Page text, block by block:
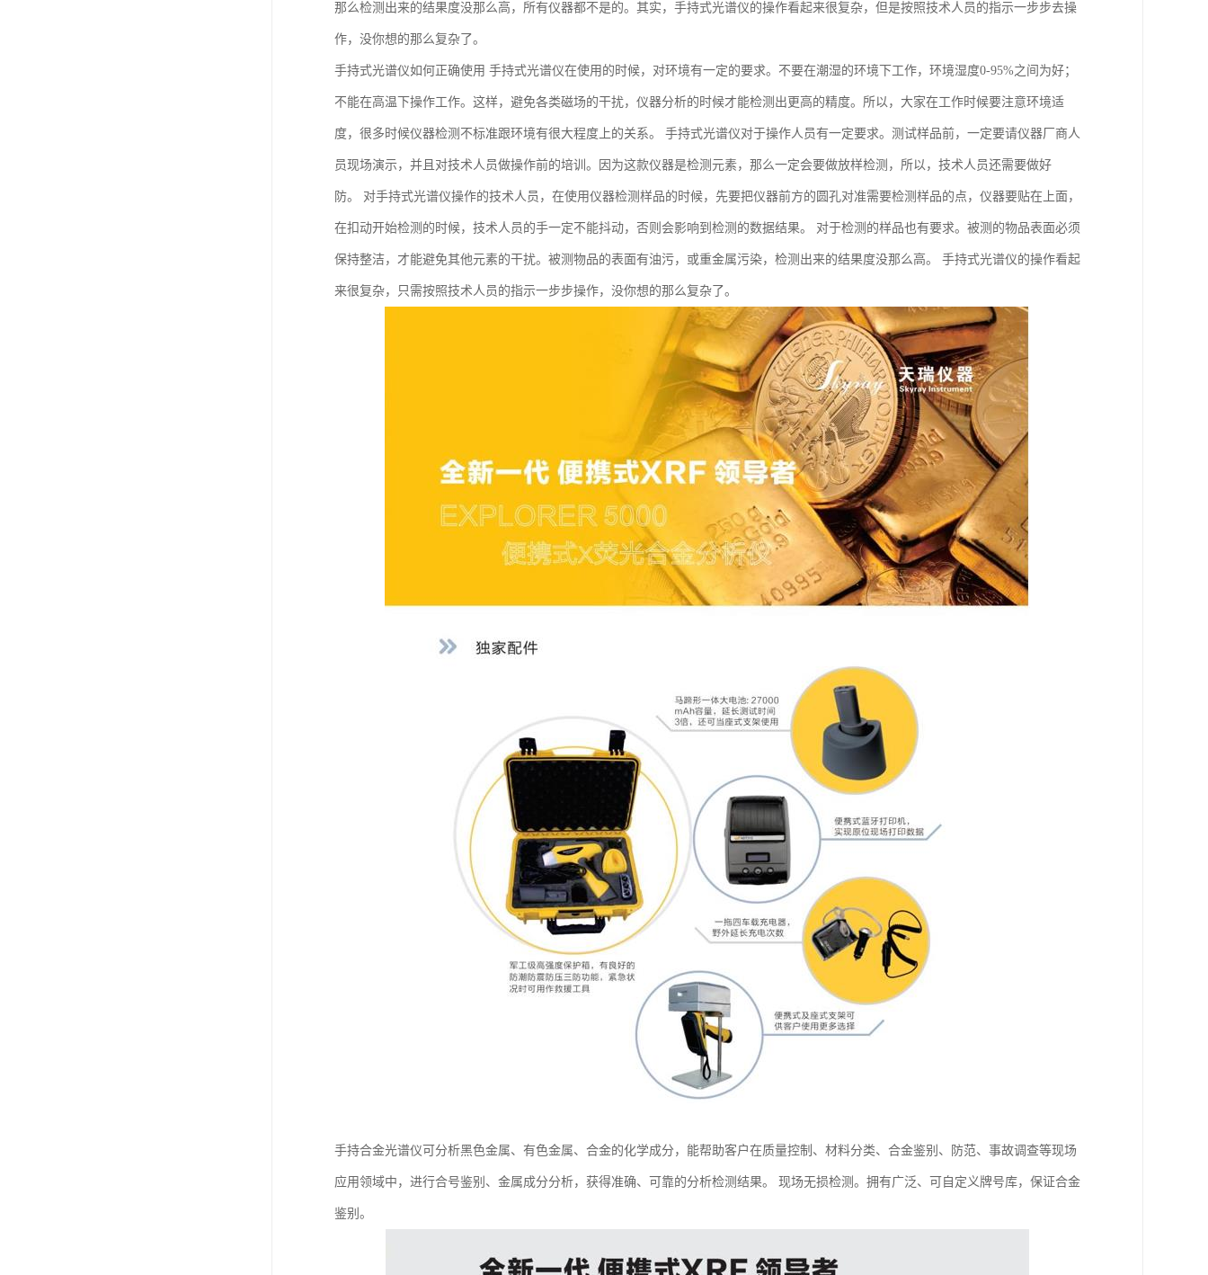
那么检测出来的结果度没那么高，所有仪器都不是的。其实，手持式光谱仪的操作看起来很复杂，但是按照技术人员的指示一步步去操
作，没你想的那么复杂了。
手持式光谱仪如何正确使用 手持式光谱仪在使用的时候，对环境有一定的要求。不要在潮湿的环境下工作，环境湿度0-95%之间为好；
不能在高温下操作工作。这样，避免各类磁场的干扰，仪器分析的时候才能检测出更高的精度。所以，大家在工作时候要注意环境适
度，很多时候仪器检测不标准跟环境有很大程度上的关系。 手持式光谱仪对于操作人员有一定要求。测试样品前，一定要请仪器厂商人
员现场演示，并且对技术人员做操作前的培训。因为这款仪器是检测元素，那么一定会要做放样检测，所以，技术人员还需要做好
防。 对手持式光谱仪操作的技术人员，在使用仪器检测样品的时候，先要把仪器前方的圆孔对准需要检测样品的点，仪器要贴在上面，
在扣动开始检测的时候，技术人员的手一定不能抖动，否则会影响到检测的数据结果。 对于检测的样品也有要求。被测的物品表面必须
保持整洁，才能避免其他元素的干扰。被测物品的表面有油污，或重金属污染，检测出来的结果度没那么高。 手持式光谱仪的操作看起
来很复杂，只需按照技术人员的指示一步步操作，没你想的那么复杂了。
手持合金光谱仪可分析黑色金属、有色金属、合金的化学成分，能帮助客户在质量控制、材料分类、合金鉴别、防范、事故调查等现场
应用领域中，进行合号鉴别、金属成分分析，获得准确、可靠的分析检测结果。 现场无损检测。拥有广泛、可自定义牌号库，保证合金
鉴别。